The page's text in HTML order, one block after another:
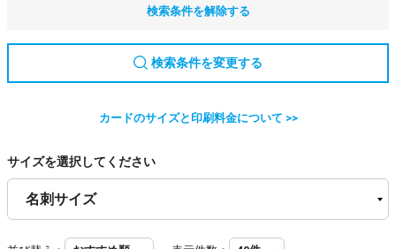
検索条件を解除する
検索条件を変更する
カードのサイズと印刷料金について >>
サイズを選択してください